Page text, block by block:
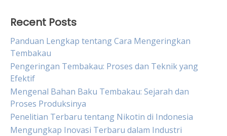
Recent Posts
Panduan Lengkap tentang Cara Mengeringkan
Tembakau
Pengeringan Tembakau: Proses dan Teknik yang
Efektif
Mengenal Bahan Baku Tembakau: Sejarah dan
Proses Produksinya
Penelitian Terbaru tentang Nikotin di Indonesia
Mengungkap Inovasi Terbaru dalam Industri